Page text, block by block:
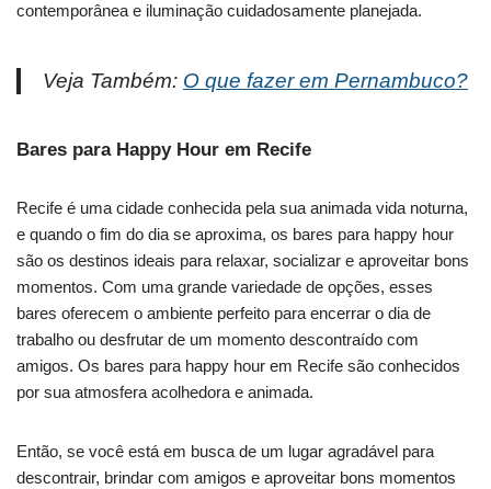
contemporânea e iluminação cuidadosamente planejada.
Veja Também: O que fazer em Pernambuco?
Bares para Happy Hour em Recife
Recife é uma cidade conhecida pela sua animada vida noturna,
e quando o fim do dia se aproxima, os bares para happy hour
são os destinos ideais para relaxar, socializar e aproveitar bons
momentos. Com uma grande variedade de opções, esses
bares oferecem o ambiente perfeito para encerrar o dia de
trabalho ou desfrutar de um momento descontraído com
amigos. Os bares para happy hour em Recife são conhecidos
por sua atmosfera acolhedora e animada.
Então, se você está em busca de um lugar agradável para
descontrair, brindar com amigos e aproveitar bons momentos